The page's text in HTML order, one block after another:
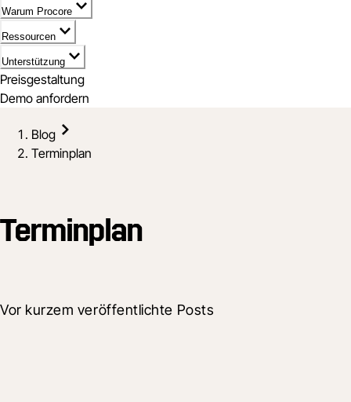
Warum Procore
Ressourcen
Unterstützung
Preisgestaltung
Demo anfordern
Blog
Terminplan
Terminplan
Vor kurzem veröffentlichte Posts